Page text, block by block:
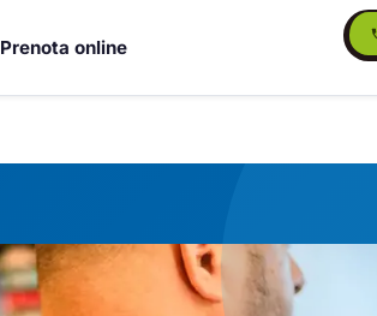
Prenota online